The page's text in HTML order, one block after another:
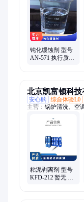
钝化缓蚀剂 型号
AN-571 执行质量
北京凯富顿科技
安心购
综合体验L0
主营： 锅炉清洗、空
分散剂、洗涤高温水
氧化除藻剂、杀菌灭
器、金属表面油污、
透、通风系统清洗、
泥、烟气脱硫脱硝、
粘泥剥离剂 型号
KFD-212 暂无 PH